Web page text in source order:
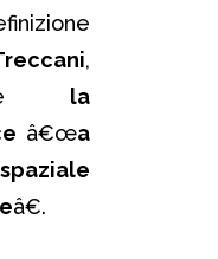
,
la
â€œa
â€.